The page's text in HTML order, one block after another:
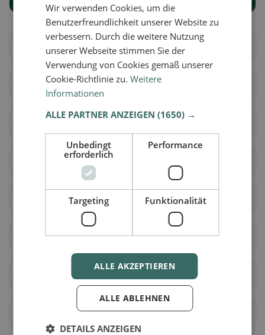
Albavilla Albese con Cassano
Albiolo Alserio
Appiano Gentile
Barni
Bene Lario Beregazzo con Figliaro
Blevio
Wir verwenden Cookies, um die
Benutzerfreundlichkeit unserer Website zu
verbessern. Durch die weitere Nutzung
unserer Webseite stimmen Sie der
Verwendung von Cookies gemäß unserer
Cookie-Richtlinie zu.Weitere
Informationen
ALLE PARTNER ANZEIGEN(1650) →
Unbedingt
erforderlich
Performance
Targeting Funktionalität
ALLE AKZEPTIEREN
ALLE ABLEHNEN
DETAILS ANZEIGEN